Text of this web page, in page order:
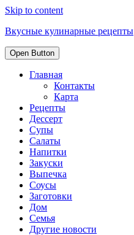
Skip to content
Вкусные кулинарные рецепты
Open Button
Главная
Контакты
Карта
Рецепты
Дессерт
Супы
Салаты
Напитки
Закуски
Выпечка
Соусы
Заготовки
Дом
Семья
Другие новости